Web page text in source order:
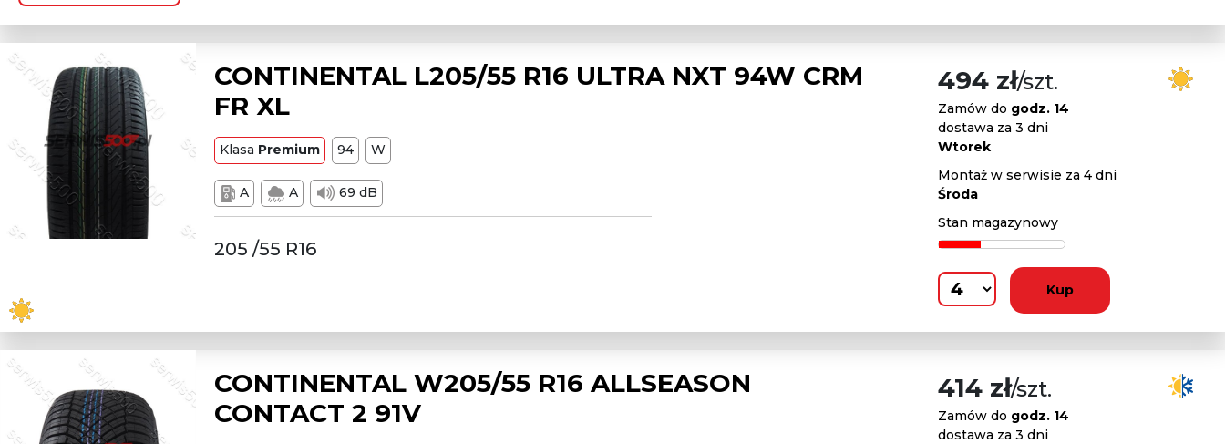
CONTINENTAL L205/55 R16 ULTRA NXT 94W CRM
FR XL
Klasa Premium 94 W
A A 69 dB
205 /55 R16
494 zł/szt.
Zamów do godz. 14
dostawa za 3 dni
Wtorek
Montaż w serwisie za 4 dni
Środa
Stan magazynowy
Kup
CONTINENTAL W205/55 R16 ALLSEASON
CONTACT 2 91V
414 zł/szt.
Zamów do godz. 14
dostawa za 3 dni